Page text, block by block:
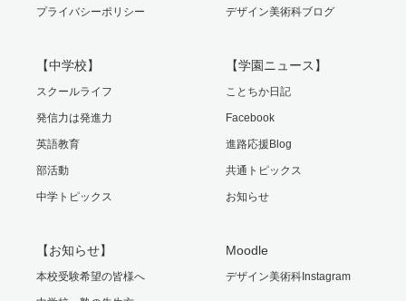
プライバシーポリシー デザイン美術科ブログ
【中学校】
スクールライフ
発信力は発進力
英語教育
部活動
中学トピックス
【学園ニュース】
ことちか日記
Facebook
進路応援Blog
共通トピックス
お知らせ
【お知らせ】
本校受験希望の皆様へ
Moodle
デザイン美術科Instagram